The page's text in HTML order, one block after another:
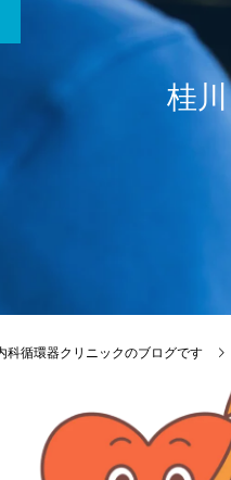
桂
科循環器クリニックのブログです